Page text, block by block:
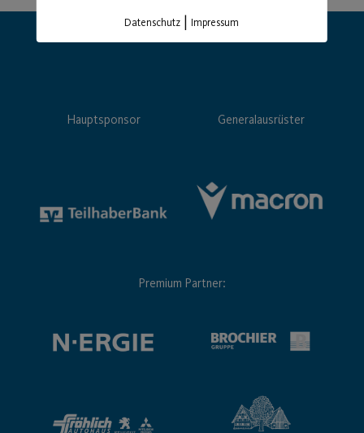
Hauptsponsor Generalausrüster
Premium Partner:
Datenschutz |Impressum